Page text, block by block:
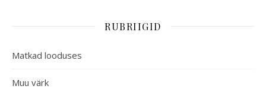
RUBRIIGID
Matkad looduses
Muu värk